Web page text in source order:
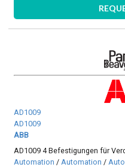
AD1009
AD1009
ABB
AD1009 4 Befestigungen für
Automation / Automation /